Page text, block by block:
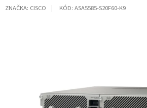
ZNAČKA: CISCO KÓD: ASA5585-S20F60-K9